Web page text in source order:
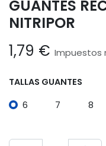
GUANTES
NITRIPOR
1,79 € Impuestos
TALLAS GUANTES
6 7 8